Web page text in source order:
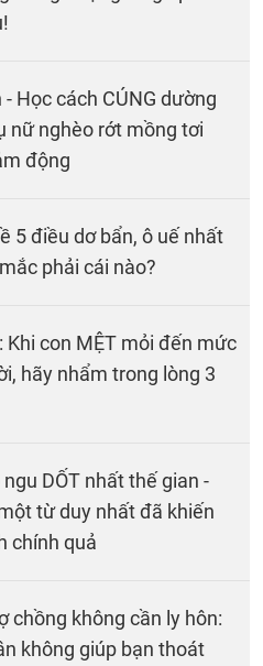
Học cách CÚNG dường
nữ nghèo rớt mồng tơi
động
5 điều dơ bẩn, ô uế nhất
phải cái nào?
Khi con MỆT mỏi đến mức
hãy nhẩm trong lòng 3
DỐT nhất thế gian -
từ duy nhất đã khiến
chính quả
chồng không cần ly hôn:
không giúp bạn thoát